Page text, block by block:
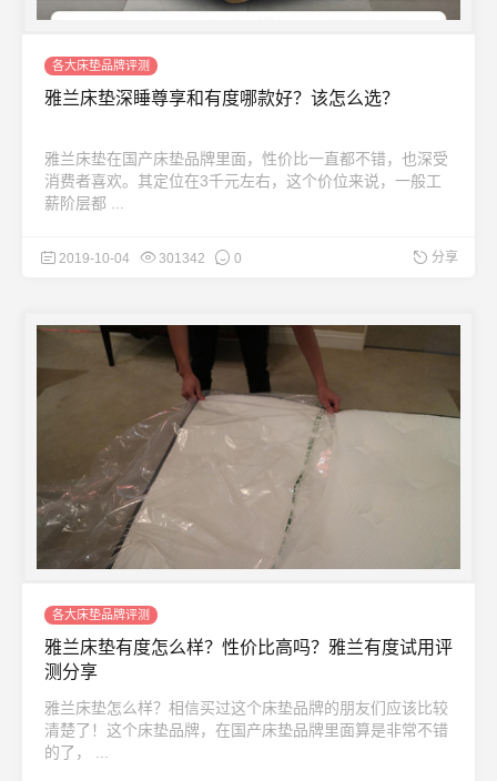
各大床垫品牌评测
雅兰床垫深睡尊享和有度哪款好？该怎么选？
雅兰床垫在国产床垫品牌里面，性价比一直都不错，也深受
消费者喜欢。其定位在3千元左右，这个价位来说，一般工
薪阶层都 ...
2019-10-04 301342 0 分享
各大床垫品牌评测
雅兰床垫有度怎么样？性价比高吗？雅兰有度试用评
测分享
雅兰床垫怎么样？相信买过这个床垫品牌的朋友们应该比较
清楚了！这个床垫品牌，在国产床垫品牌里面算是非常不错
的了， ...